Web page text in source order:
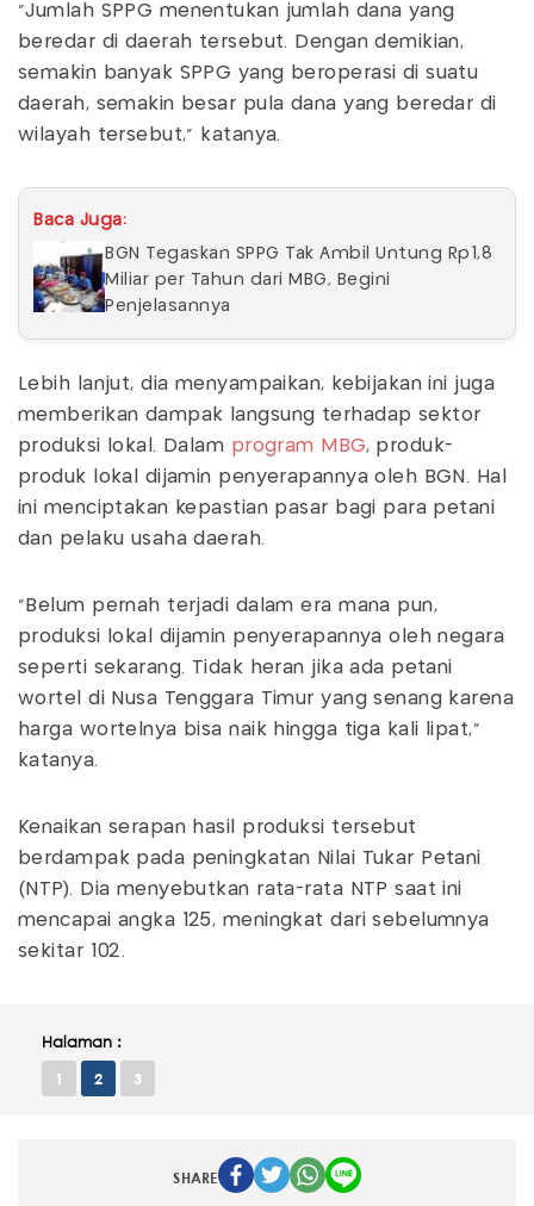
"Jumlah SPPG menentukan jumlah dana yang
beredar di daerah tersebut. Dengan demikian,
semakin banyak SPPG yang beroperasi di suatu
daerah, semakin besar pula dana yang beredar di
wilayah tersebut," katanya.
Baca Juga:
BGN Tegaskan SPPG Tak Ambil Untung Rp1,8
Miliar per Tahun dari MBG, Begini
Penjelasannya
Lebih lanjut, dia menyampaikan, kebijakan ini juga
memberikan dampak langsung terhadap sektor
produksi lokal. Dalam program MBG, produk-
produk lokal dijamin penyerapannya oleh BGN. Hal
ini menciptakan kepastian pasar bagi para petani
dan pelaku usaha daerah.
“Belum pernah terjadi dalam era mana pun,
produksi lokal dijamin penyerapannya oleh negara
seperti sekarang. Tidak heran jika ada petani
wortel di Nusa Tenggara Timur yang senang karena
harga wortelnya bisa naik hingga tiga kali lipat,”
katanya.
Kenaikan serapan hasil produksi tersebut
berdampak pada peningkatan Nilai Tukar Petani
(NTP). Dia menyebutkan rata-rata NTP saat ini
mencapai angka 125, meningkat dari sebelumnya
sekitar 102.
Halaman :
1 2 3
SHARE